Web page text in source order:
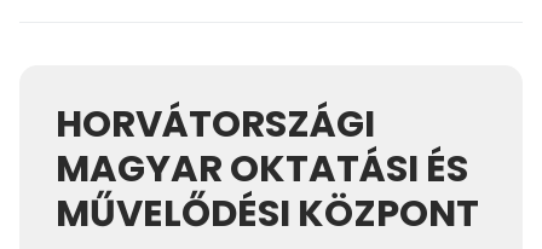
HORVÁTORSZÁGI
MAGYAR OKTATÁSI ÉS
MŰVELŐDÉSI KÖZPONT